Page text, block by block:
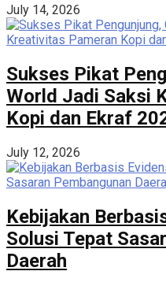
July 14, 2026
Sukses Pikat
World Jadi Saksi
Kopi dan Ekraf
July 12, 2026
Kebijakan
Solusi Tepat
Daerah